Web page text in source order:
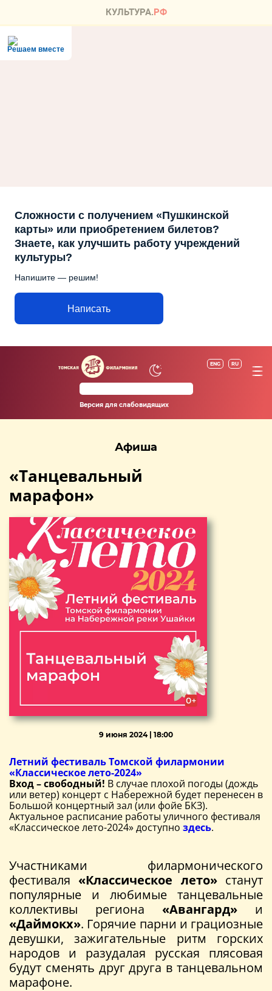
Решаем вместе
Сложности с получением «Пушкинской
карты» или приобретением билетов?
Знаете, как улучшить работу учреждений
культуры?
Напишите — решим!
Написать
ENG RU
Версия для слабовидящих
Афиша
«Танцевальный
марафон»
9 июня 2024 | 18:00
Летний фестиваль Томской филармонии
«Классическое лето-2024»
Вход – свободный! В случае плохой погоды (дождь
или ветер) концерт с Набережной будет перенесен в
Большой концертный зал (или фойе БКЗ).
Актуальное расписание работы уличного фестиваля
«Классическое лето-2024» доступно здесь.
Участниками филармонического
фестиваля«Классическое лето»станут
популярные и любимые танцевальные
коллективы региона «Авангард» и
«Даймокх». Горячие парни и грациозные
девушки, зажигательные ритм горских
народов и разудалая русская плясовая
будут сменять друг друга в танцевальном
марафоне.